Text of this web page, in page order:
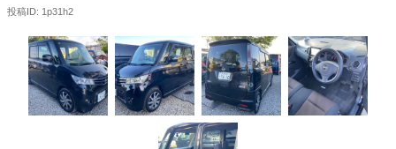
投稿ID: 1p31h2